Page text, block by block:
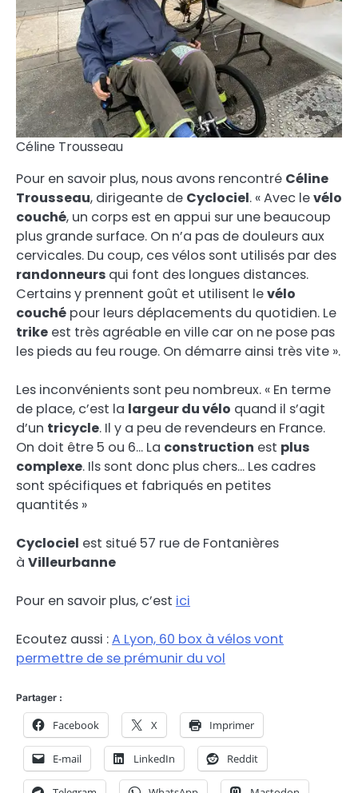
Céline Trousseau
Pour en savoir plus, nous avons rencontré Céline
Trousseau, dirigeante de Cyclociel. « Avec levélo
couché, un corps est en appui sur une beaucoup
plus grande surface. On n’a pas de douleurs aux
cervicales. Du coup, ces vélos sont utilisés par des
randonneurs qui font des longues distances.
Certains y prennent goût et utilisent levélo
couché pour leurs déplacements du quotidien. Le
trike est très agréable en ville car on ne pose pas
les pieds au feu rouge. On démarre ainsi très vite ».
Les inconvénients sont peu nombreux. « En terme
de place, c’est la largeur du vélo quand il s’agit
d’un tricycle. Il y a peu de revendeurs en France.
On doit être 5 ou 6… La construction est plus
complexe. Ils sont donc plus chers… Les cadres
sont spécifiques et fabriqués en petites
quantités »
Cyclociel est situé 57 rue de Fontanières
à Villeurbanne
Pour en savoir plus, c’est ici
Ecoutez aussi :A Lyon, 60 box à vélos vont
permettre de se prémunir du vol
Partager :
Facebook X Imprimer
E-mail LinkedIn Reddit